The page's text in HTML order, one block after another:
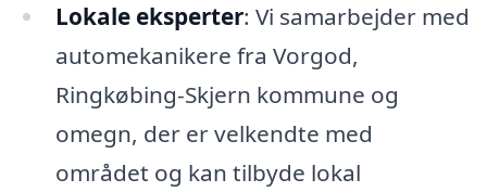
Lokale eksperter: Vi samarbejder med
automekanikere fra Vorgod,
Ringkøbing-Skjern kommune og
omegn, der er velkendte med
området og kan tilbyde lokal